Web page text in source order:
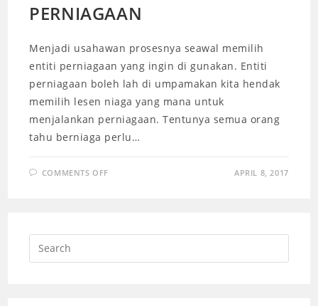
PERNIAGAAN
Menjadi usahawan prosesnya seawal memilih
entiti perniagaan yang ingin di gunakan. Entiti
perniagaan boleh lah di umpamakan kita hendak
memilih lesen niaga yang mana untuk
menjalankan perniagaan. Tentunya semua orang
tahu berniaga perlu…
COMMENTS OFF APRIL 8, 2017